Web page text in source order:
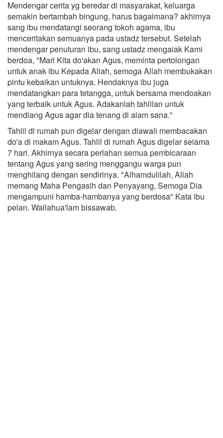
Mendengar cerita yg beredar di masyarakat, keluarga
semakin bertambah bingung, harus bagaimana? akhirnya
sang ibu mendatangi seorang tokoh agama, ibu
menceritakan semuanya pada ustadz tersebut. Setelah
mendengar penuturan ibu, sang ustadz mengaiak Kami
berdoa, "Mari Kita do'akan Agus, meminta pertolongan
untuk anak ibu Kepada Aliah, semoga Allah membukakan
pintu kebaikan untuknya. Hendaknya ibu juga
mendatangkan para tetangga, untuk bersama mendoakan
yang terbaik untuk Agus. Adakanlah tahlilan untuk
mendiang Agus agar dia tenang di alam sana."
Tahlil di rumah pun digelar dengan diawali membacakan
do'a di makam Agus. Tahlil di rumah Agus digelar seiama
7 hari. Akhirnya secara perlahan semua pembicaraan
tentang Agus yang sering menggangu warga pun
menghilang dengan sendirinya. "Alhamdulilah, Allah
memang Maha Pengasih dan Penyayang, Semoga Dia
mengampuni hamba-hambanya yang berdosa" Kata ibu
pelan. Wallahua'lam bissawab.